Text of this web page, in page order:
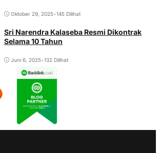
Oktober 29, 2025•145 Dilihat
Sri Narendra Kalaseba Resmi Dikontrak
Selama 10 Tahun
Juni 6, 2025•132 Dilihat